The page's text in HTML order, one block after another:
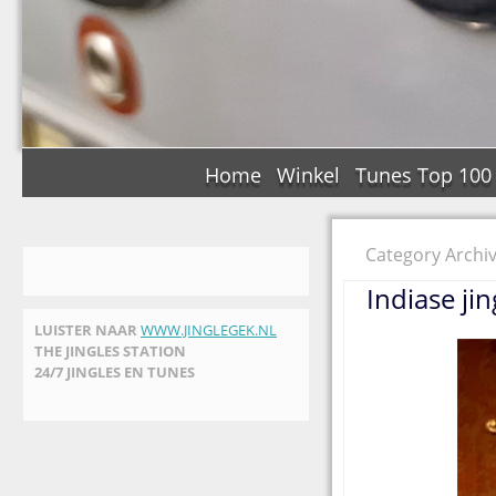
Home Winkel Tunes Top 100
LUISTER NAAR WWW.JINGLEGEK.NL
THE JINGLES STATION
24/7 JINGLES EN TUNES
Category
Indiase